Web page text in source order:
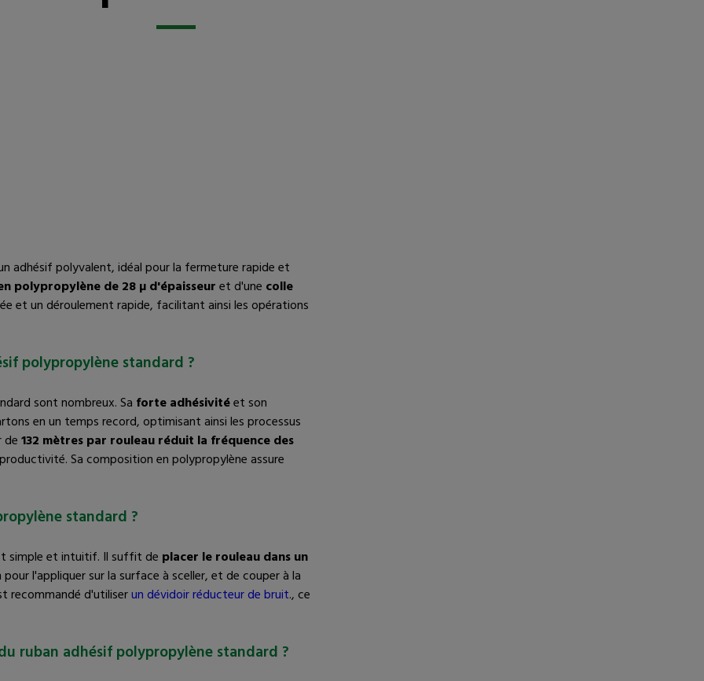
adhésif polyvalent, idéal pour la fermeture rapide et
polypropylène de 28 µ d'épaisseuret d'une colle
et un déroulement rapide, facilitant ainsi les opérations
polypropylène standard ?
sont nombreux. Sa forte adhésivitéet son
en un temps record, optimisant ainsi les processus
de132 mètres par rouleau réduit la fréquence des
Sa composition en polypropylène assure
standard ?
simple et intuitif. Il suffit de placer le rouleau dans un
l'appliquer sur la surface à sceller, et de couper à la
recommandé d'utiliserun dévidoir réducteur de bruit., ce
ruban adhésif polypropylène standard ?